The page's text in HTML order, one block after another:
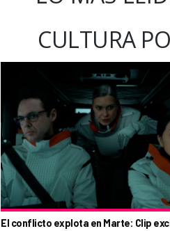
CULTURA
El conflicto explota en Marte: Clip